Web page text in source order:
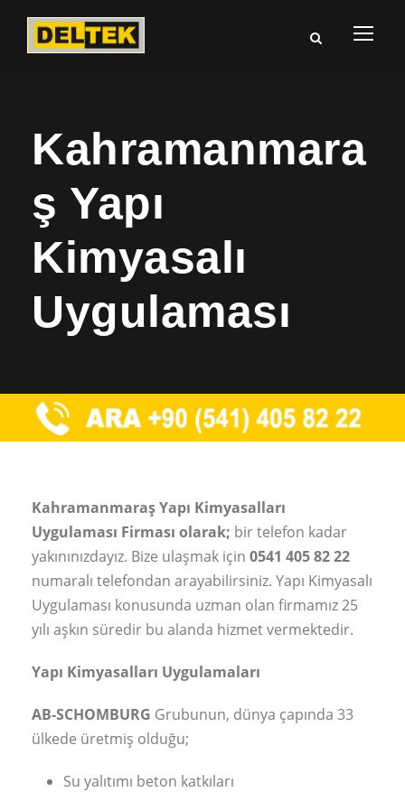
Kahramanmara
ş Yapı
Kimyasalı
Uygulaması
Kahramanmaraş Yapı Kimyasalları
Uygulaması Firması olarak; bir telefon kadar
yakınınızdayız. Bize ulaşmak için 0541 405 82 22
numaralı telefondan arayabilirsiniz. Yapı Kimyasalı
Uygulaması konusunda uzman olan firmamız 25
yılı aşkın süredir bu alanda hizmet vermektedir.
Yapı Kimyasalları Uygulamaları
AB-SCHOMBURG Grubunun, dünya çapında 33
ülkede üretmiş olduğu;
Su yalıtımı beton katkıları